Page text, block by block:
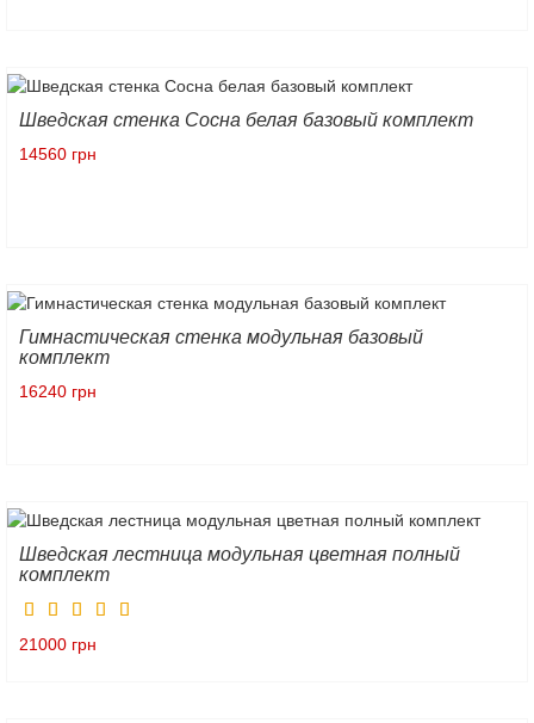
Шведская стенка Сосна белая базовый комплект
14560 грн
Гимнастическая стенка модульная базовый
комплект
16240 грн
Шведская лестница модульная цветная полный
комплект
21000 грн